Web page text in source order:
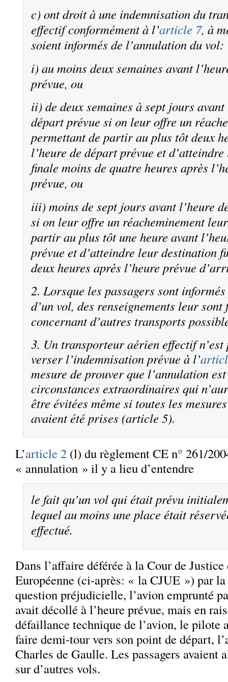
c) ont droit à une indemnisation du
effectif conformément à l’article 7, à
soient informés de l’annulation du vol:
i) au moins deux semaines avant
prévue, ou
ii) de deux semaines à sept jours avant
départ prévue si on leur offre un
permettant de partir au plus tôt deux
l’heure de départ prévue et
finale moins de quatre heures après
prévue, ou
iii) moins de sept jours avant l’heure
si on leur offre un réacheminement
partir au plus tôt une heure avant
prévue et d’atteindre leur destination
deux heures après l’heure prévue
2. Lorsque les passagers sont
d’un vol, des renseignements leur
concernant d’autres transports
3. Un transporteur aérien effectif n’est
verser l’indemnisation prévue à l’
mesure de prouver que l’annulation
circonstances extraordinaires qui
être évitées même si toutes les
avaient été prises (article 5).
L’article 2(l) du règlement CE n° 261/
« annulation » il y a lieu d’entendre
le fait qu’un vol qui était prévu
lequel au moins une place était
effectué.
Dans l’affaire déférée à la Cour de
Européenne (ci-après: « la CJUE ») par
question préjudicielle, l’avion emprunté
avait décollé à l’heure prévue, mais en
défaillance technique de l’avion, le pilote
faire demi-tour vers son point de départ,
Charles de Gaulle. Les passagers avaient
sur d’autres vols.